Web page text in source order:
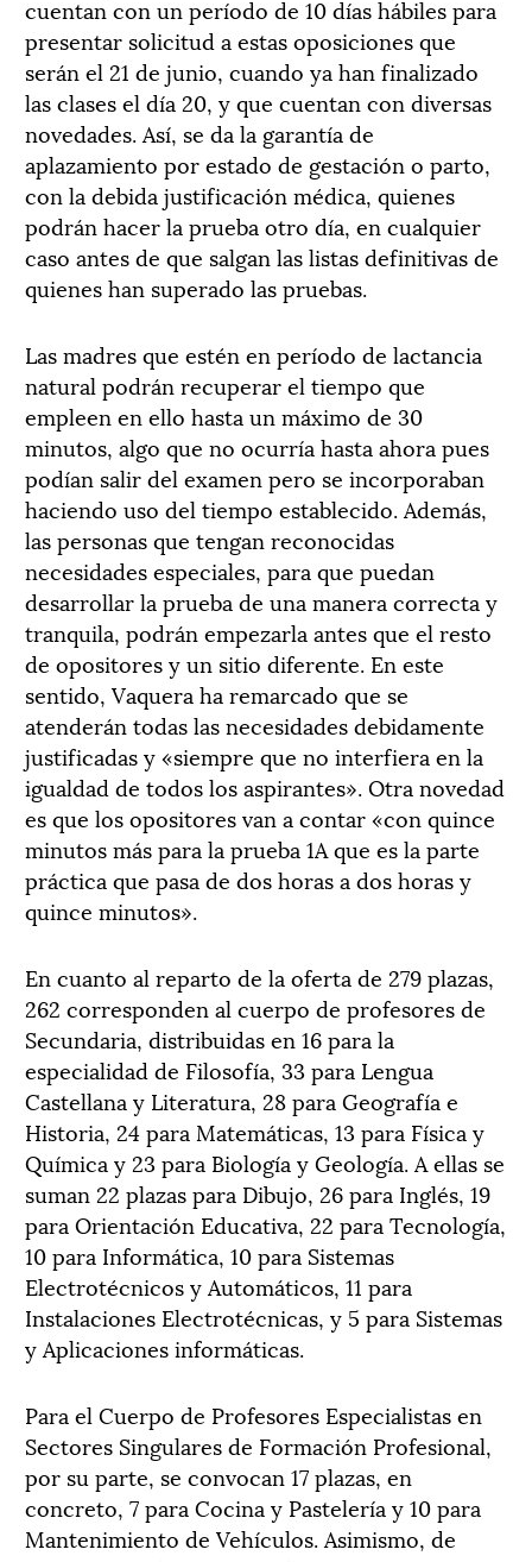
cuentan con un período de 10 días hábiles para
presentar solicitud a estas oposiciones que
serán el 21 de junio, cuando ya han finalizado
las clases el día 20, y que cuentan con diversas
novedades. Así, se da la garantía de
aplazamiento por estado de gestación o parto,
con la debida justificación médica, quienes
podrán hacer la prueba otro día, en cualquier
caso antes de que salgan las listas definitivas de
quienes han superado las pruebas.
Las madres que estén en período de lactancia
natural podrán recuperar el tiempo que
empleen en ello hasta un máximo de 30
minutos, algo que no ocurría hasta ahora pues
podían salir del examen pero se incorporaban
haciendo uso del tiempo establecido. Además,
las personas que tengan reconocidas
necesidades especiales, para que puedan
desarrollar la prueba de una manera correcta y
tranquila, podrán empezarla antes que el resto
de opositores y un sitio diferente. En este
sentido, Vaquera ha remarcado que se
atenderán todas las necesidades debidamente
justificadas y «siempre que no interfiera en la
igualdad de todos los aspirantes». Otra novedad
es que los opositores van a contar «con quince
minutos más para la prueba 1A que es la parte
práctica que pasa de dos horas a dos horas y
quince minutos».
En cuanto al reparto de la oferta de 279 plazas,
262 corresponden al cuerpo de profesores de
Secundaria, distribuidas en 16 para la
especialidad de Filosofía, 33 para Lengua
Castellana y Literatura, 28 para Geografía e
Historia, 24 para Matemáticas, 13 para Física y
Química y 23 para Biología y Geología. A ellas se
suman 22 plazas para Dibujo, 26 para Inglés, 19
para Orientación Educativa, 22 para Tecnología,
10 para Informática, 10 para Sistemas
Electrotécnicos y Automáticos, 11 para
Instalaciones Electrotécnicas, y 5 para Sistemas
y Aplicaciones informáticas.
Para el Cuerpo de Profesores Especialistas en
Sectores Singulares de Formación Profesional,
por su parte, se convocan 17 plazas, en
concreto, 7 para Cocina y Pastelería y 10 para
Mantenimiento de Vehículos. Asimismo, de